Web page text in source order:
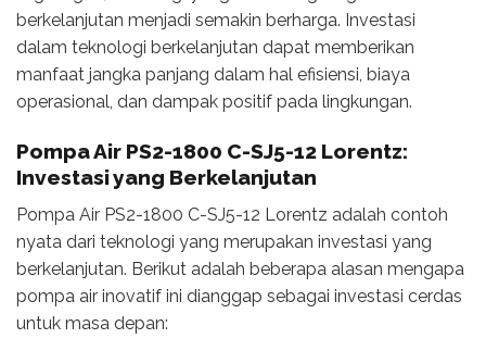
berkelanjutan menjadi semakin berharga. Investasi
dalam teknologi berkelanjutan dapat memberikan
manfaat jangka panjang dalam hal efisiensi, biaya
operasional, dan dampak positif pada lingkungan.
Pompa Air PS2-1800 C-SJ5-12 Lorentz:
Investasi yang Berkelanjutan
Pompa Air PS2-1800 C-SJ5-12 Lorentz adalah contoh
nyata dari teknologi yang merupakan investasi yang
berkelanjutan. Berikut adalah beberapa alasan mengapa
pompa air inovatif ini dianggap sebagai investasi cerdas
untuk masa depan: